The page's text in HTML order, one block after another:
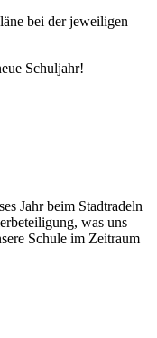
bei der jeweiligen
Schuljahr!
Jahr beim Stadtradeln
was uns
Schule im Zeitraum